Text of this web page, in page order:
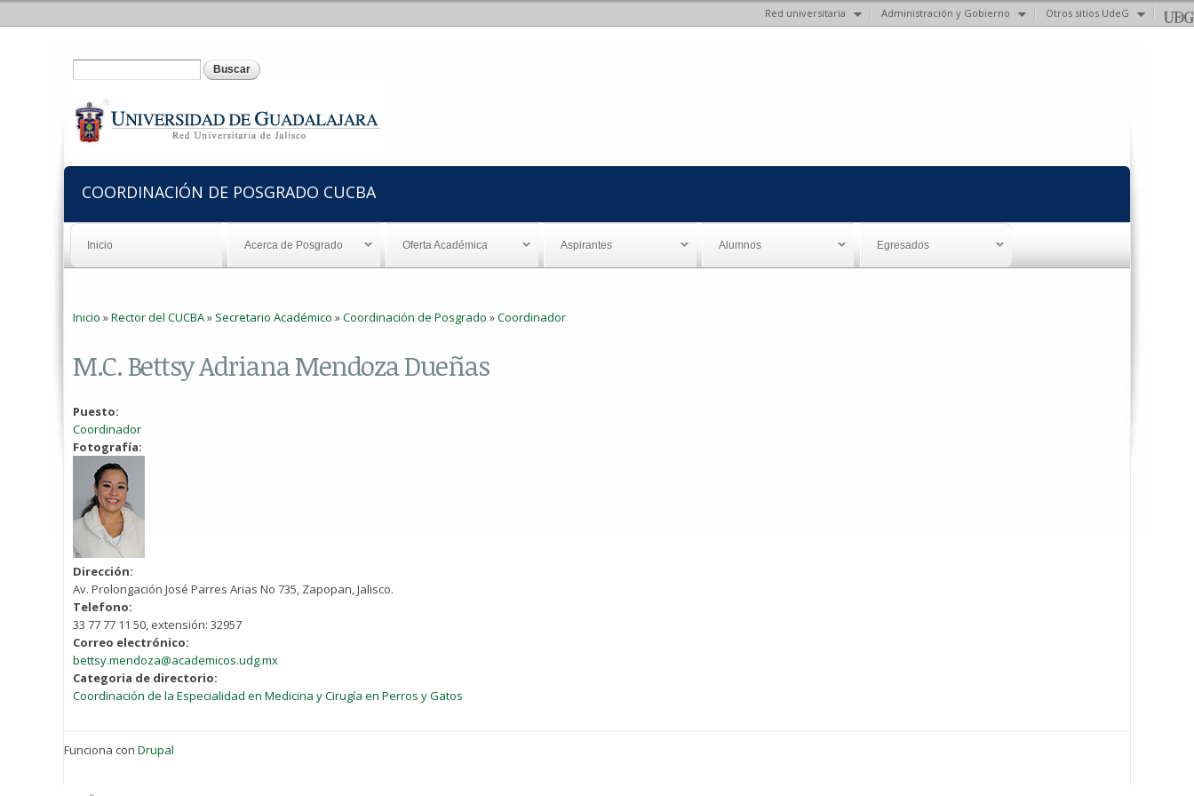
Red universitaria Administración y Gobierno Otros sitios UdeG
Formulario de búsqueda
COORDINACIÓN DE POSGRADO CUCBA
Inicio Acerca de Posgrado Oferta Académica Aspirantes Alumnos Egresados
Inicio »Rector del CUCBA» Secretario Académico »Coordinación de Posgrado »Coordinador
M.C. Bettsy Adriana Mendoza Dueñas
Puesto:
Coordinador
Fotografía:
Dirección:
Av. Prolongación José Parres Arias No 735, Zapopan, Jalisco.
Telefono:
33 77 77 11 50, extensión: 32957
Correo electrónico:
bettsy.mendoza@academicos.udg.mx
Categoria de directorio:
Coordinación de la Especialidad en Medicina y Cirugía en Perros y Gatos
Funciona con Drupal